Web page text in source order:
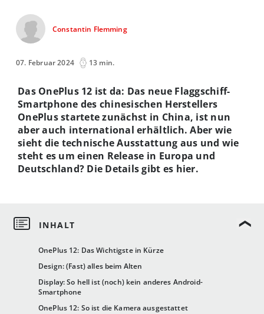
Constantin Flemming
07. Februar 2024 13 min.
OnePlus 12: Das Wichtigste in Kürze
Design: (Fast) alles beim Alten
Display: So hell ist (noch) kein anderes Android-
Smartphone
OnePlus 12: So ist die Kamera ausgestattet
Das OnePlus 12 ist da: Das neue Flaggschiff-
Smartphone des chinesischen Herstellers
OnePlus startete zunächst in China, ist nun
aber auch international erhältlich. Aber wie
sieht die technische Ausstattung aus und wie
steht es um einen Release in Europa und
Deutschland? Die Details gibt es hier.